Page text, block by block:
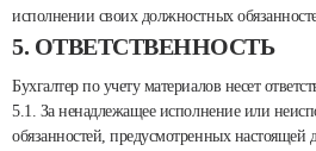
исполнении своих должностных
5. ОТВЕТСТВЕННОСТЬ
Бухгалтер по учету материалов несет
5.1. За ненадлежащее исполнение или
обязанностей, предусмотренных